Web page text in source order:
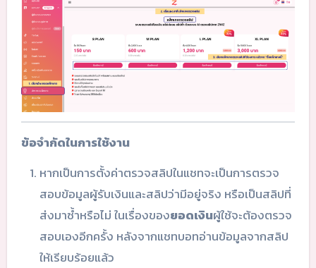
ข้อจำกัดในการใช้งาน
หากเป็นการตั้งค่าตรวจสลิปในแชทจะเป็นการตรวจ
สอบข้อมูลผู้รับเงินและสลิปว่ามีอยู่จริง หรือเป็นสลิปที่
ส่งมาซ้ำหรือไม่ ในเรื่องของยอดเงินผู้ใช้จะต้องตรวจ
สอบเองอีกครั้ง หลังจากแชทบอทอ่านข้อมูลจากสลิป
ให้เรียบร้อยแล้ว